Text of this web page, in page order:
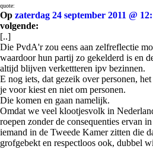
quote:
Op zaterdag 24 september 2011 @
volgende:
[..]
Die PvdA'r zou eens aan zelfreflectie
waardoor hun partij zo gekelderd is en
altijd blijven verkettteren ipv bezinnen.
E nog iets, dat gezeik over personen,
je voor kiest en niet om personen.
Die komen en gaan namelijk.
Omdat we veel klootjesvolk in
roepen zonder de consequenties ervan
iemand in de Tweede Kamer zitten die
grofgebekt en respectloos ook, dubbel